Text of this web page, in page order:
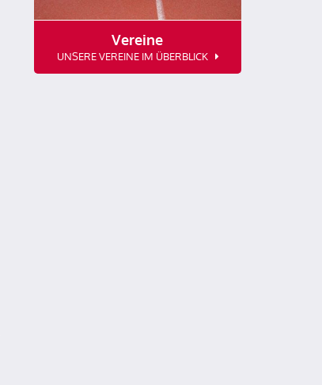
Vereine
UNSERE VEREINE IM ÜBERBLICK